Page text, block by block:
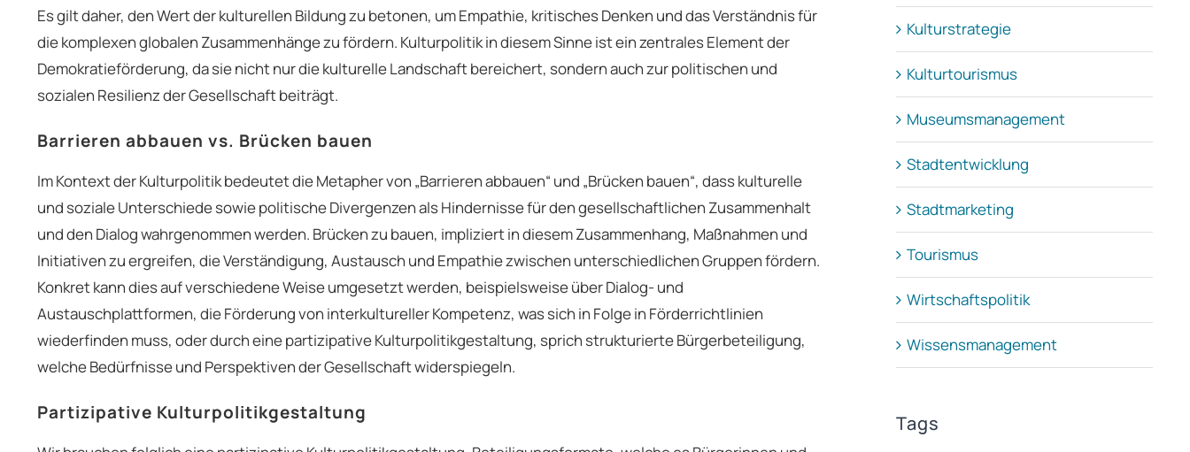
Es gilt daher, den Wert der kulturellen Bildung zu betonen, um Empathie, kritisches Denken und das Verständnis für
die komplexen globalen Zusammenhänge zu fördern. Kulturpolitik in diesem Sinne ist ein zentrales Element der
Demokratieförderung, da sie nicht nur die kulturelle Landschaft bereichert, sondern auch zur politischen und
sozialen Resilienz der Gesellschaft beiträgt.
Barrieren abbauen vs. Brücken bauen
Im Kontext der Kulturpolitik bedeutet die Metapher von „Barrieren abbauen“ und „Brücken bauen“, dass kulturelle
und soziale Unterschiede sowie politische Divergenzen als Hindernisse für den gesellschaftlichen Zusammenhalt
und den Dialog wahrgenommen werden. Brücken zu bauen, impliziert in diesem Zusammenhang, Maßnahmen und
Initiativen zu ergreifen, die Verständigung, Austausch und Empathie zwischen unterschiedlichen Gruppen fördern.
Konkret kann dies auf verschiedene Weise umgesetzt werden, beispielsweise über Dialog- und
Austauschplattformen, die Förderung von interkultureller Kompetenz, was sich in Folge in Förderrichtlinien
wiederfinden muss, oder durch eine partizipative Kulturpolitikgestaltung, sprich strukturierte Bürgerbeteiligung,
welche Bedürfnisse und Perspektiven der Gesellschaft widerspiegeln.
Partizipative Kulturpolitikgestaltung
Kulturstrategie
Kulturtourismus
Museumsmanagement
Stadtentwicklung
Stadtmarketing
Tourismus
Wirtschaftspolitik
Wissensmanagement
Tags